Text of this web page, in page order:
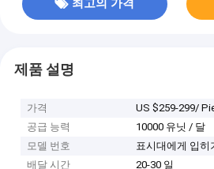
최고의 가격
제품 설명
가격
US $259-299/
공급 능력
10000 유닛 / 달
모델 번호
표시대에게 입히
배달 시간
20-30 일